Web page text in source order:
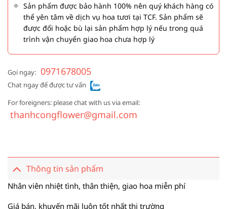
Sản phẩm được bảo hành 100% nên quý khách hàng có
thể yên tâm về dịch vụ hoa tươi tại TCF. Sản phẩm sẽ
được đổi hoặc bù lại sản phẩm hợp lý nếu trong quá
trình vận chuyển giao hoa chưa hợp lý
Gọi ngay: 0971678005
Chat ngay để được tư vấn
For foreigners: please chat with us via email:
thanhcongflower@gmail.com
Thông tin sản phẩm
Nhân viên nhiệt tình, thân thiện, giao hoa miễn phí
Giá bán, khuyến mãi luôn tốt nhất thị trường